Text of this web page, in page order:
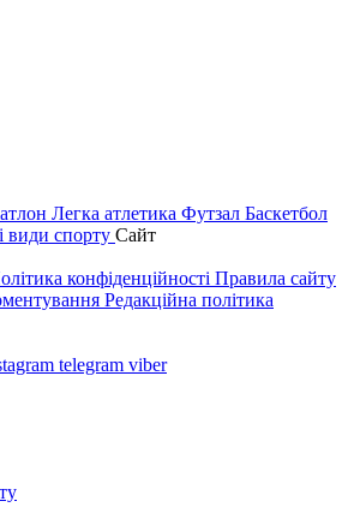
Легка атлетика Футзал Баскетбол
види спорту Сайт
конфіденційності Правила сайту
Редакційна політика
telegram viber